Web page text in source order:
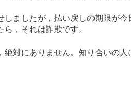
ましたが，払い戻しの期限が
，それは詐欺です。
対にありません。知り合いの人